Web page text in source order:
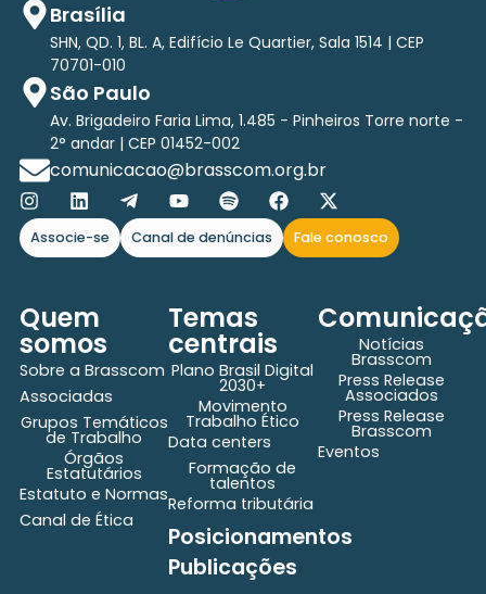
Brasília
SHN, QD. 1, BL. A, Edifício Le Quartier, Sala 1514 | CEP
70701-010
São Paulo
Av. Brigadeiro Faria Lima, 1.485 - Pinheiros Torre norte -
2° andar | CEP 01452-002
comunicacao@brasscom.org.br
Associe-se Canal de denúncias Fale conosco
Quem
somos
Sobre a Brasscom
Associadas
Grupos Temáticos
de Trabalho
Órgãos
Estatutários
Estatuto e Normas
Canal de Ética
Temas
centrais
Plano Brasil Digital
2030+
Movimento
Trabalho Ético
Data centers
Formação de
talentos
Reforma tributária
Posicionamentos
Publicações
Notícias
Brasscom
Press Release
Associados
Press Release
Brasscom
Eventos